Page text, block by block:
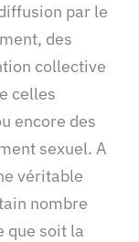
par le
des
collective
celles
encore des
sexuel. A
véritable
nombre
que soit la